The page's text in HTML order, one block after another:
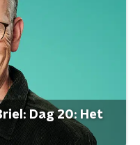
Dag 20: Het